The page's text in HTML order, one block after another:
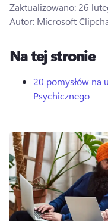
Zaloguj się
Wypróbuj
Zaktualizowano: 26
Autor: Microsoft
Na tej stronie
20 pomysłów na
Psychicznego